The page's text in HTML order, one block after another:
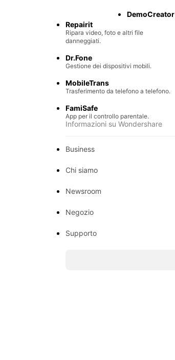
Repairit
Ripara video, foto e altri file
danneggiati.
Dr.Fone
Gestione dei dispositivi mobili.
MobileTrans
Trasferimento da telefono a telefono.
FamiSafe
App per il controllo parentale.
Informazioni su Wondershare
Business
Chi siamo
Newsroom
Negozio
Supporto
DemoCreator